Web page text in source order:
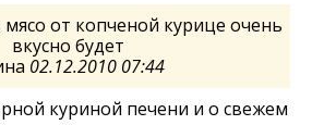
от копченой курице очень
вкусно будет
02.12.2010 07:44
куриной печени и о свежем